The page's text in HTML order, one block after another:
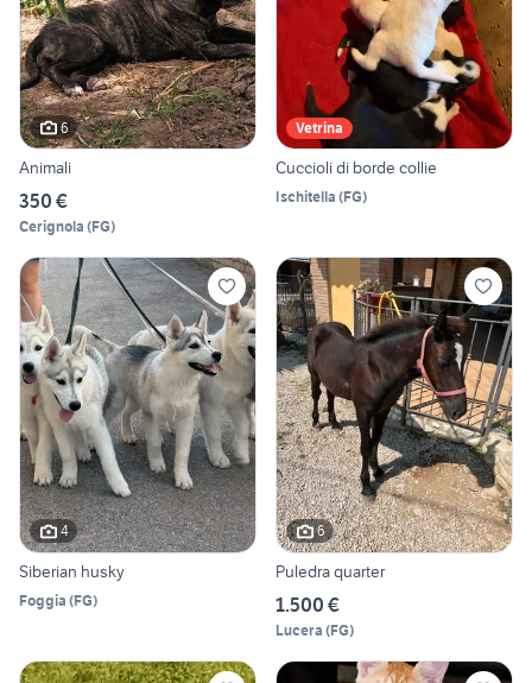
6
Animali
350 €
Cerignola (FG)
Vetrina
Cuccioli di borde collie
Ischitella (FG)
4
Siberian husky
Foggia (FG)
6
Puledra quarter
1.500 €
Lucera (FG)